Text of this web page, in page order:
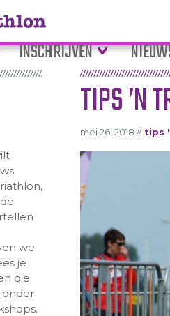
INSCHRIJVEN
we
je
die
onder
TIPS ’N
mei 26, 2018 // tips